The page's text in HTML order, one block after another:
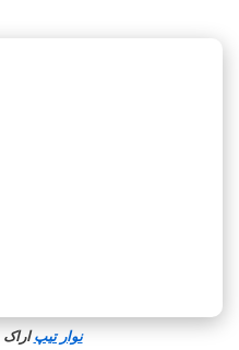
نوار تیپاراک